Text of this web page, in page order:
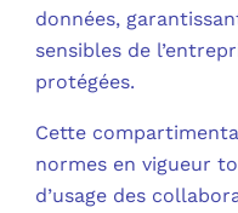
données,
sensibles de
protégées.
Cette
normes en vigueur
d’usage des